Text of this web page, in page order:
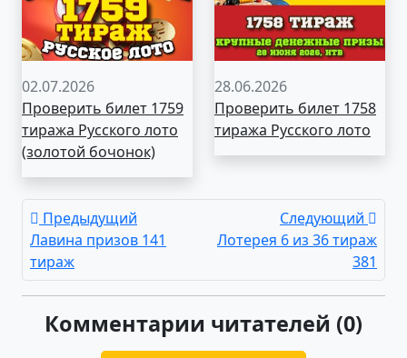
02.07.2026
Проверить билет 1759
тиража Русского лото
(золотой бочонок)
28.06.2026
Проверить билет 1758
тиража Русского лото
Предыдущий
Лавина призов 141
тираж
Следующий
Лотерея 6 из 36 тираж
381
Комментарии читателей (0)